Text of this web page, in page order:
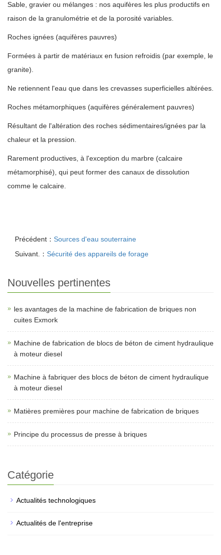
Sable, gravier ou mélanges : nos aquifères les plus productifs en
raison de la granulométrie et de la porosité variables.
Roches ignées (aquifères pauvres)
Formées à partir de matériaux en fusion refroidis (par exemple, le
granite).
Ne retiennent l'eau que dans les crevasses superficielles altérées.
Roches métamorphiques (aquifères généralement pauvres)
Résultant de l'altération des roches sédimentaires/ignées par la
chaleur et la pression.
Rarement productives, à l'exception du marbre (calcaire
métamorphisé), qui peut former des canaux de dissolution
comme le calcaire.
Précédent： Sources d'eau souterraine
Suivant.： Sécurité des appareils de forage
Nouvelles pertinentes
les avantages de la machine de fabrication de briques non
cuites Exmork
Machine de fabrication de blocs de béton de ciment hydraulique
à moteur diesel
Machine à fabriquer des blocs de béton de ciment hydraulique
à moteur diesel
Matières premières pour machine de fabrication de briques
Principe du processus de presse à briques
Catégorie
Actualités technologiques
Actualités de l'entreprise